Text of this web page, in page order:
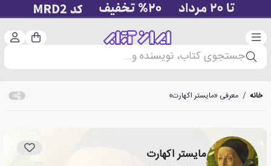
دسته‌بندی سبد
جستجوی کتاب، نویسنده و...
خانه / معرفی «مایستر اکهارت»
مایستر اکهارت